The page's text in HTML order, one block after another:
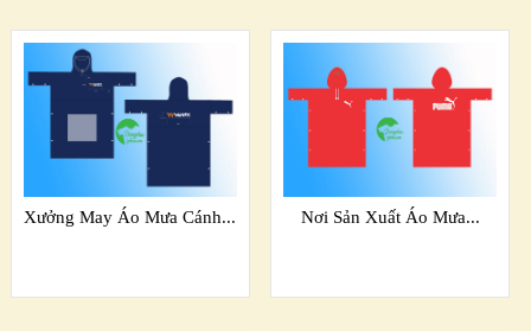
Xưởng May Áo Mưa Cánh... Nơi Sản Xuất Áo Mưa...